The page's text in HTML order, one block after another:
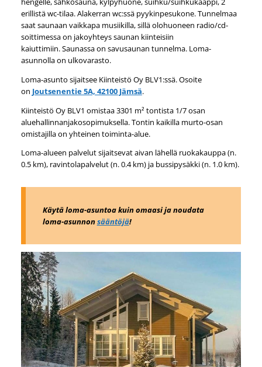
erillistä wc-tilaa. Alakerran wc:ssä pyykinpesukone. Tunnelmaa
saat saunaan vaikkapa musiikilla, sillä olohuoneen radio/cd-
soittimessa on jakoyhteys saunan kiinteisiin
kaiuttimiin. Saunassa on savusaunan tunnelma. Loma-
asunnolla on ulkovarasto.
Loma-asunto sijaitsee Kiinteistö Oy BLV1:ssä. Osoite
on Joutsenentie 5A, 42100 Jämsä.
Kiinteistö Oy BLV1 omistaa 3301 m² tontista 1/7 osan
aluehallinnanjakosopimuksella. Tontin kaikilla murto-osan
omistajilla on yhteinen toiminta-alue.
Loma-alueen palvelut sijaitsevat aivan lähellä ruokakauppa (n.
0.5 km), ravintolapalvelut (n. 0.4 km) ja bussipysäkki (n. 1.0 km).
Käytä loma-asuntoa kuin omaasi ja noudata
loma-asunnonsääntöjä!